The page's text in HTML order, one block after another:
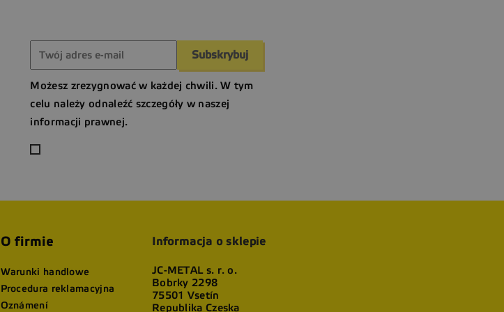
Możesz zrezygnować w każdej chwili. W tym
celu należy odnaleźć szczegóły w naszej
informacji prawnej.
O firmie
Warunki handlowe
Procedura reklamacyjna
Oznámení
Informacja o sklepie
JC-METAL s. r. o.
Bobrky 2298
75501 Vsetín
Republika Czeska